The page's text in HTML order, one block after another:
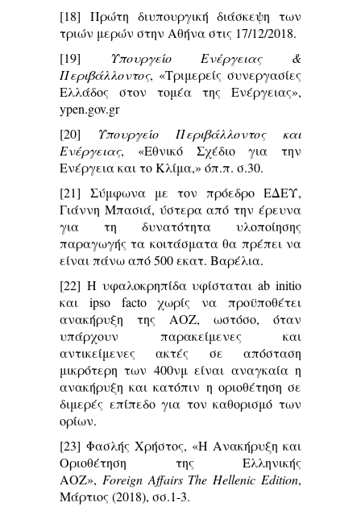
[18] Πρώτη διυπουργική διάσκεψη των
τριών μερών στην Αθήνα στις 17/12/2018.
[19]
Υπουργείο Ενέργειας &
Περιβάλλοντος, «Τριμερείς συνεργασίες
Ελλάδος στον τομέα της Ενέργειας»,
ypen.gov.gr
[20]
Υπουργείο Περιβάλλοντος και
Ενέργειας, «Εθνικό Σχέδιο για την
Ενέργεια και το Κλίμα,» όπ.π. σ.30.
[21] Σύμφωνα με τον πρόεδρο ΕΔΕΥ,
Γιάννη Μπασιά, ύστερα από την έρευνα
για τη δυνατότητα υλοποίησης
παραγωγής τα κοιτάσματα θα πρέπει να
είναι πάνω από 500 εκατ. Βαρέλια.
[22] Η υφαλοκρηπίδα υφίσταται ab initio
και ipso facto χωρίς να προϋποθέτει
ανακήρυξη της ΑΟΖ, ωστόσο, όταν
υπάρχουν παρακείμενες και
αντικείμενες ακτές σε απόσταση
μικρότερη των 400νμ είναι αναγκαία η
ανακήρυξη και κατόπιν η οριοθέτηση σε
διμερές επίπεδο για τον καθορισμό των
ορίων.
[23] Φασλής Χρήστος, «Η Ανακήρυξη και
Οριοθέτηση της Ελληνικής
ΑΟΖ», Foreign Affairs The Hellenic Edition,
Μάρτιος (2018), σσ.1-3.